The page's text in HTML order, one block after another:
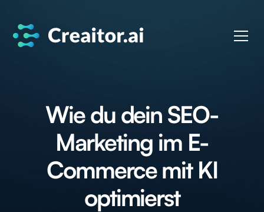
Wie du dein SEO-
Marketing im E-
Commerce mit KI
optimierst